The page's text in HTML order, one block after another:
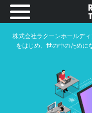
株式会社ラクーンホールデ
をはじめ、世の中のために